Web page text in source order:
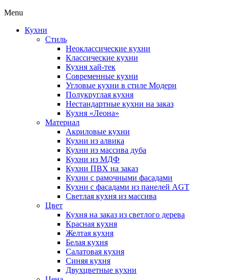
Menu
Кухни
Стиль
Неоклассические кухни
Классические кухни
Кухня хай-тек
Современные кухни
Угловые кухни в стиле Модерн
Полукруглая кухня
Нестандартные кухни на заказ
Кухня «Леона»
Материал
Акриловые кухни
Кухни из алвика
Кухни из массива дуба
Кухни из МДФ
Кухни ПВХ на заказ
Кухни с рамочными фасадами
Кухни с фасадами из панелей AGT
Светлая кухня из массива
Цвет
Кухня на заказ из светлого дерева
Красная кухня
Желтая кухня
Белая кухня
Салатовая кухня
Синяя кухня
Двухцветные кухни